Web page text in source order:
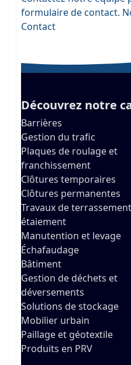
formulaire de contact.
Contact
Découvrez notre
Barrières
Gestion du trafic
Plaques de roulage et
franchissement
Clôtures temporaires
Clôtures permanentes
Travaux de
étaiement
Manutention et levage
Échafaudage
Bâtiment
Gestion de déchets et
déversements
Solutions de stockage
Mobilier urbain
Paillage et géotextile
Produits en PRV